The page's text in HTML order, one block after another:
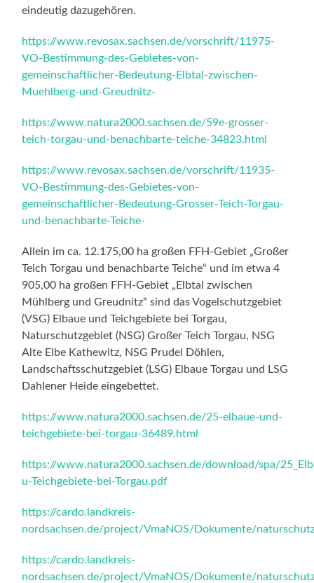
eindeutig dazugehören.
https://www.revosax.sachsen.de/vorschrift/11975-
VO-Bestimmung-des-Gebietes-von-
gemeinschaftlicher-Bedeutung-Elbtal-zwischen-
Muehlberg-und-Greudnitz-
https://www.natura2000.sachsen.de/59e-grosser-
teich-torgau-und-benachbarte-teiche-34823.html
https://www.revosax.sachsen.de/vorschrift/11935-
VO-Bestimmung-des-Gebietes-von-
gemeinschaftlicher-Bedeutung-Grosser-Teich-Torgau-
und-benachbarte-Teiche-
Allein im ca. 12.175,00 ha großen FFH-Gebiet „Großer
Teich Torgau und benachbarte Teiche“ und im etwa 4
905,00 ha großen FFH-Gebiet „Elbtal zwischen
Mühlberg und Greudnitz“ sind das Vogelschutzgebiet
(VSG) Elbaue und Teichgebiete bei Torgau,
Naturschutzgebiet (NSG) Großer Teich Torgau, NSG
Alte Elbe Kathewitz, NSG Prudel Döhlen,
Landschaftsschutzgebiet (LSG) Elbaue Torgau und LSG
Dahlener Heide eingebettet.
https://www.natura2000.sachsen.de/25-elbaue-und-
teichgebiete-bei-torgau-36489.html
https://www.natura2000.sachsen.de/download/spa/
u-Teichgebiete-bei-Torgau.pdf
https://cardo.landkreis-
nordsachsen.de/project/VmaNOS/Dokumente/
https://cardo.landkreis-
nordsachsen.de/project/VmaNOS/Dokumente/